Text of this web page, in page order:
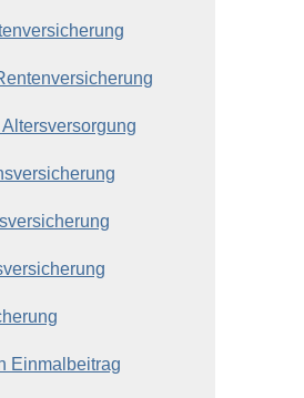
Einmalbeitrag